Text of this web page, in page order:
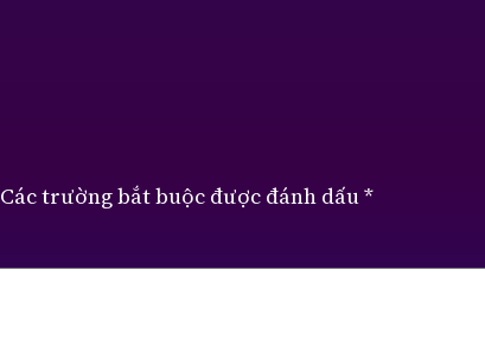
Các trường bắt buộc được đánh dấu*